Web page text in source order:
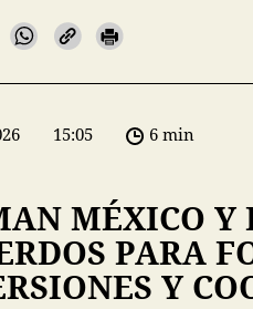
15:05 6 min
MÉXICO Y
PARA
Y